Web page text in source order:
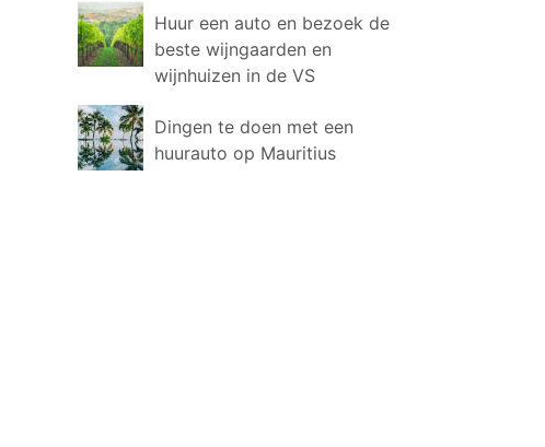
Huur een auto en bezoek de
beste wijngaarden en
wijnhuizen in de VS
Dingen te doen met een
huurauto op Mauritius